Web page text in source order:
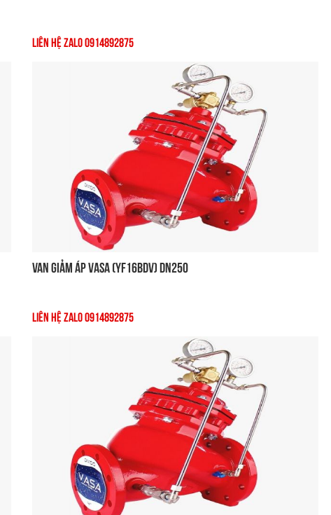
Liên Hệ Zalo 0914892875
Van Giảm Áp VASA (YF16BDV) DN250
Liên Hệ Zalo 0914892875